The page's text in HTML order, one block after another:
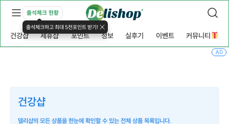
출석체크 현황
출석체크하고 최대 5천포인트 받기!
건강샵 제휴샵 포인트 정보 실후기 이벤트 커뮤니티
건강샵
델리샵의 모든 상품을 한눈에 확인할 수 있는 전체 상품 목록입니다.
AD